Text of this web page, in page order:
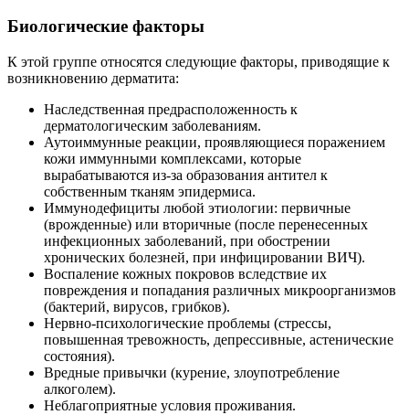
Биологические факторы
К этой группе относятся следующие факторы, приводящие к
возникновению дерматита:
Наследственная предрасположенность к
дерматологическим заболеваниям.
Аутоиммунные реакции, проявляющиеся поражением
кожи иммунными комплексами, которые
вырабатываются из-за образования антител к
собственным тканям эпидермиса.
Иммунодефициты любой этиологии: первичные
(врожденные) или вторичные (после перенесенных
инфекционных заболеваний, при обострении
хронических болезней, при инфицировании ВИЧ).
Воспаление кожных покровов вследствие их
повреждения и попадания различных микроорганизмов
(бактерий, вирусов, грибков).
Нервно-психологические проблемы (стрессы,
повышенная тревожность, депрессивные, астенические
состояния).
Вредные привычки (курение, злоупотребление
алкоголем).
Неблагоприятные условия проживания.